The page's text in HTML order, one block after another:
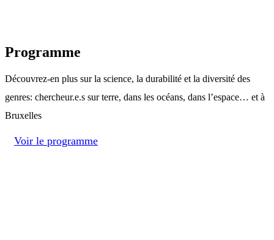
Programme
Découvrez-en plus sur la science, la durabilité et la diversité des
genres: chercheur.e.s sur terre, dans les océans, dans l’espace… et à
Bruxelles
Voir le programme